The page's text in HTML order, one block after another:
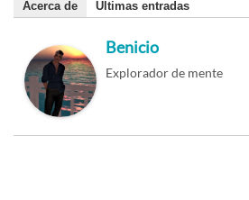
Acerca de Últimas entradas
Benicio
Explorador de mente